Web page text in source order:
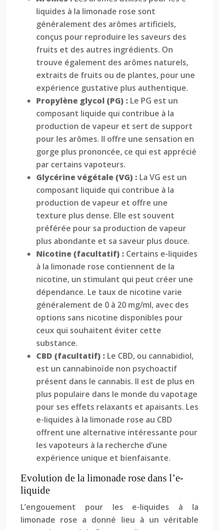
liquides à la limonade rose sont
généralement des arômes artificiels,
conçus pour reproduire les saveurs des
fruits et des autres ingrédients. On
trouve également des arômes naturels,
extraits de fruits ou de plantes, pour une
expérience gustative plus authentique.
Propylène glycol (PG) : Le PG est un
composant liquide qui contribue à la
production de vapeur et sert de support
pour les arômes. Il offre une sensation en
gorge plus prononcée, ce qui est apprécié
par certains vapoteurs.
Glycérine végétale (VG) : La VG est un
composant liquide qui contribue à la
production de vapeur et offre une
texture plus dense. Elle est souvent
préférée pour sa production de vapeur
plus abondante et sa saveur plus douce.
Nicotine (facultatif) : Certains e-liquides
à la limonade rose contiennent de la
nicotine, un stimulant qui peut créer une
dépendance. Le taux de nicotine varie
généralement de 0 à 20 mg/ml, avec des
options sans nicotine disponibles pour
ceux qui souhaitent éviter cette
substance.
CBD (facultatif) : Le CBD, ou cannabidiol,
est un cannabinoïde non psychoactif
présent dans le cannabis. Il est de plus en
plus populaire dans le monde du vapotage
pour ses effets relaxants et apaisants. Les
e-liquides à la limonade rose au CBD
offrent une alternative intéressante pour
les vapoteurs à la recherche d’une
expérience unique et bienfaisante.
Evolution de la limonade rose dans l’e-
liquide
L’engouement pour les e-liquides à la
limonade rose a donné lieu à un véritable